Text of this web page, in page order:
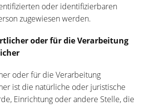
oder identifizierbaren
zugewiesen werden.
oder für die Verarbeitung
oder für die Verarbeitung
ist die natürliche oder juristische
Einrichtung oder andere Stelle, die